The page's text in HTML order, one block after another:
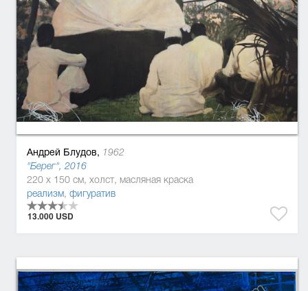
Андрей Блудов, 1962
"Берег", 2016
220 x 150 см, холст, масляная краска
реализм, фигуратив
13.000 USD